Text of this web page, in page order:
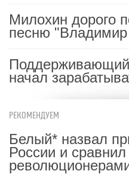
Милохин дорого
песню
начал
РЕКОМЕНДУЕМ
Белый* назвал
России и